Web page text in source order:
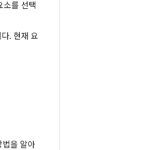
소를 선택
. 현재 요
법을 알아